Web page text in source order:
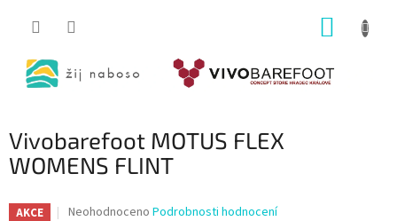
Vivobarefoot MOTUS FLEX
WOMENS FLINT
AKCE
Průměrné
Neohodnoceno Podrobnosti hodnocení